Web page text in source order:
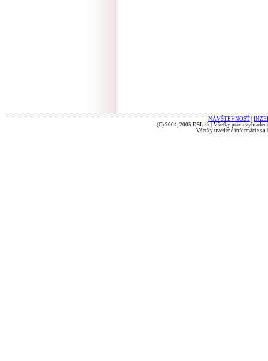
NÁVŠTEVNOSŤ
(C) 2004, 2005 DSL.sk | Všetky práva
Všetky uvedené informácie sú